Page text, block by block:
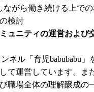
ながら働き続ける上で
検討
ュニティの運営および
ネル「育児babubabu」
て運営しています。ま
職場全体の理解醸成の